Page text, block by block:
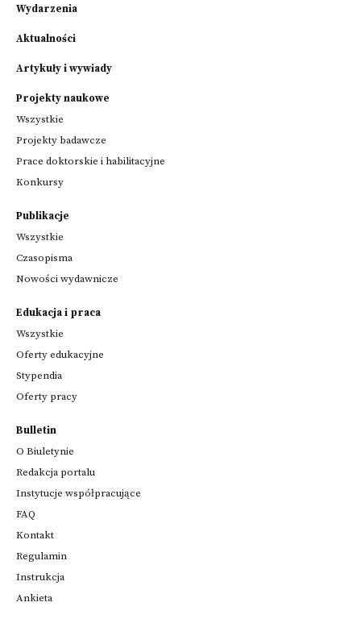
Wydarzenia
Aktualności
Artykuły i wywiady
Projekty naukowe
Wszystkie
Projekty badawcze
Prace doktorskie i habilitacyjne
Konkursy
Publikacje
Wszystkie
Czasopisma
Nowości wydawnicze
Edukacja i praca
Wszystkie
Oferty edukacyjne
Stypendia
Oferty pracy
Bulletin
O Biuletynie
Redakcja portalu
Instytucje współpracujące
FAQ
Kontakt
Regulamin
Instrukcja
Ankieta